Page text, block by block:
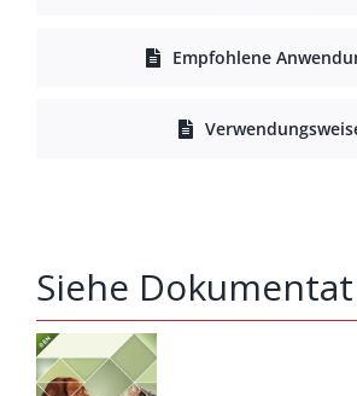
Empfohlene
Siehe